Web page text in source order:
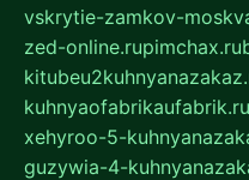
vskrytie-zamkov-
zed-online.rupimchax.ru
kuhnyaofabrikaufabrik.ru
xehyroo-5-
guzywia-4-